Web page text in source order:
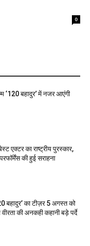
0
‘120 बहादुर’ में नजर आएंगी
एक्टर का राष्ट्रीय पुरस्कार,
की हुई सराहना
बहादुर’ का टीज़र 5 अगस्त को
वीरता की अनकही कहानी बड़े पर्दे